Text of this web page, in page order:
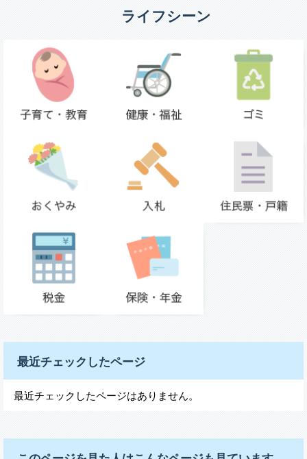
ライフシーン
最近チェックしたページ
最近チェックしたページはありません。